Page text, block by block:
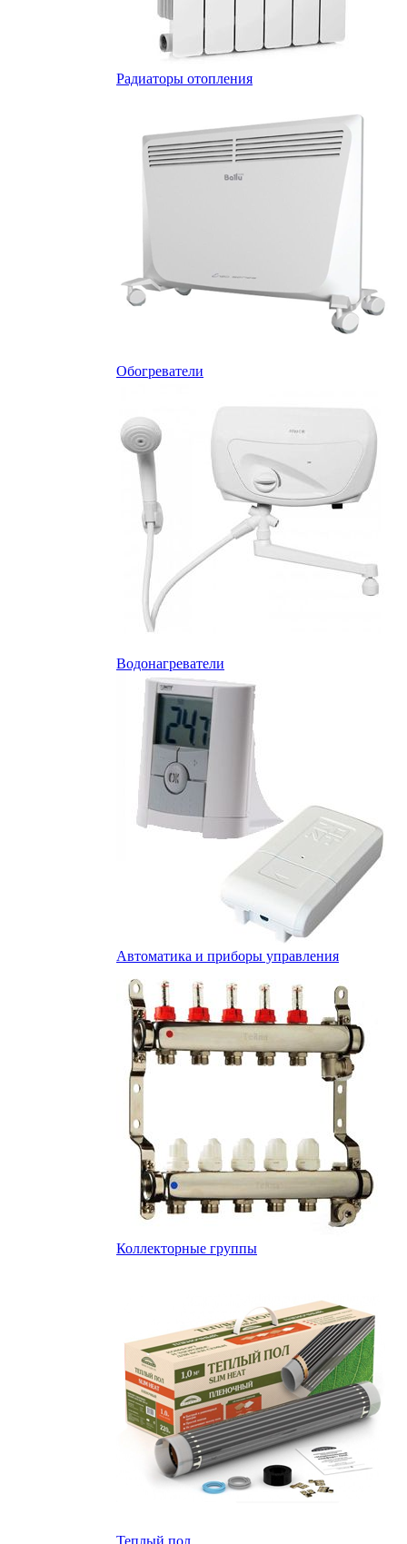
Радиаторы отопления
Обогреватели
Водонагреватели
Автоматика и приборы управления
Коллекторные группы
Теплый пол